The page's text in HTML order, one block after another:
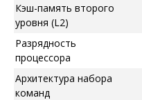
Кэш-память второго
уровня (L2)
Разрядность
процессора
Архитектура набора
команд